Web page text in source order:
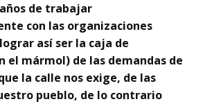
de trabajar
con las organizaciones
así ser la caja de
el mármol) de las demandas de
la calle nos exige, de las
pueblo, de lo contrario